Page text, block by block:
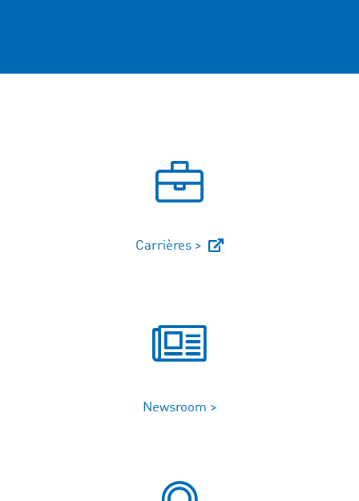
Carrières >
Newsroom >